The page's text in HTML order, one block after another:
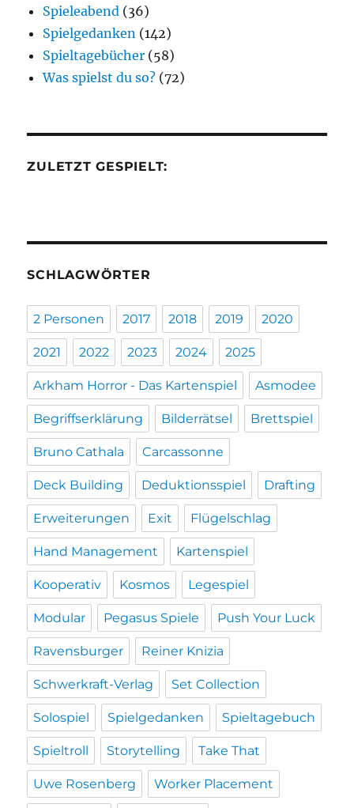
Spieleabend (36)
Spielgedanken (142)
Spieltagebücher (58)
Was spielst du so? (72)
ZULETZT GESPIELT:
SCHLAGWÖRTER
2 Personen 2017 2018 2019 2020
2021 2022 2023 2024 2025
Arkham Horror - Das Kartenspiel Asmodee
Begriffserklärung Bilderrätsel Brettspiel
Bruno Cathala Carcassonne
Deck Building Deduktionsspiel Drafting
Erweiterungen Exit Flügelschlag
Hand Management Kartenspiel
Kooperativ Kosmos Legespiel
Modular Pegasus Spiele Push Your Luck
Ravensburger Reiner Knizia
Schwerkraft-Verlag Set Collection
Solospiel Spielgedanken Spieltagebuch
Spieltroll Storytelling Take That
Uwe Rosenberg Worker Placement